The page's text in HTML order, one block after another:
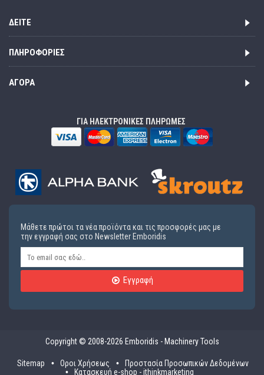
ΔΕΊΤΕ
ΠΛΗΡΟΦΟΡΊΕΣ
ΑΓΟΡΆ
ΓΙΑ ΗΛΕΚΤΡΟΝΙΚΕΣ ΠΛΗΡΩΜΕΣ
Μάθετε πρώτοι τα νέα προϊόντα και τις προσφορές μας με
την εγγραφή σας στο Newsletter Emboridis
Εγγραφή
Copyright © 2008-2026 Emboridis - Machinery Tools
Sitemap Οροι Χρήσεως
Προστασία Προσωπικών Δεδομένων
Κατασκευή e-shop - ithinkmarketing